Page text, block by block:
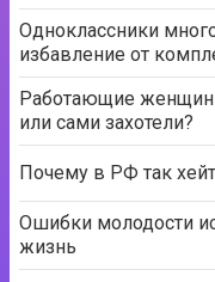
Одноклассники
избавление от
Работающие
или сами захотели?
Почему в РФ так
Ошибки молодости
жизнь